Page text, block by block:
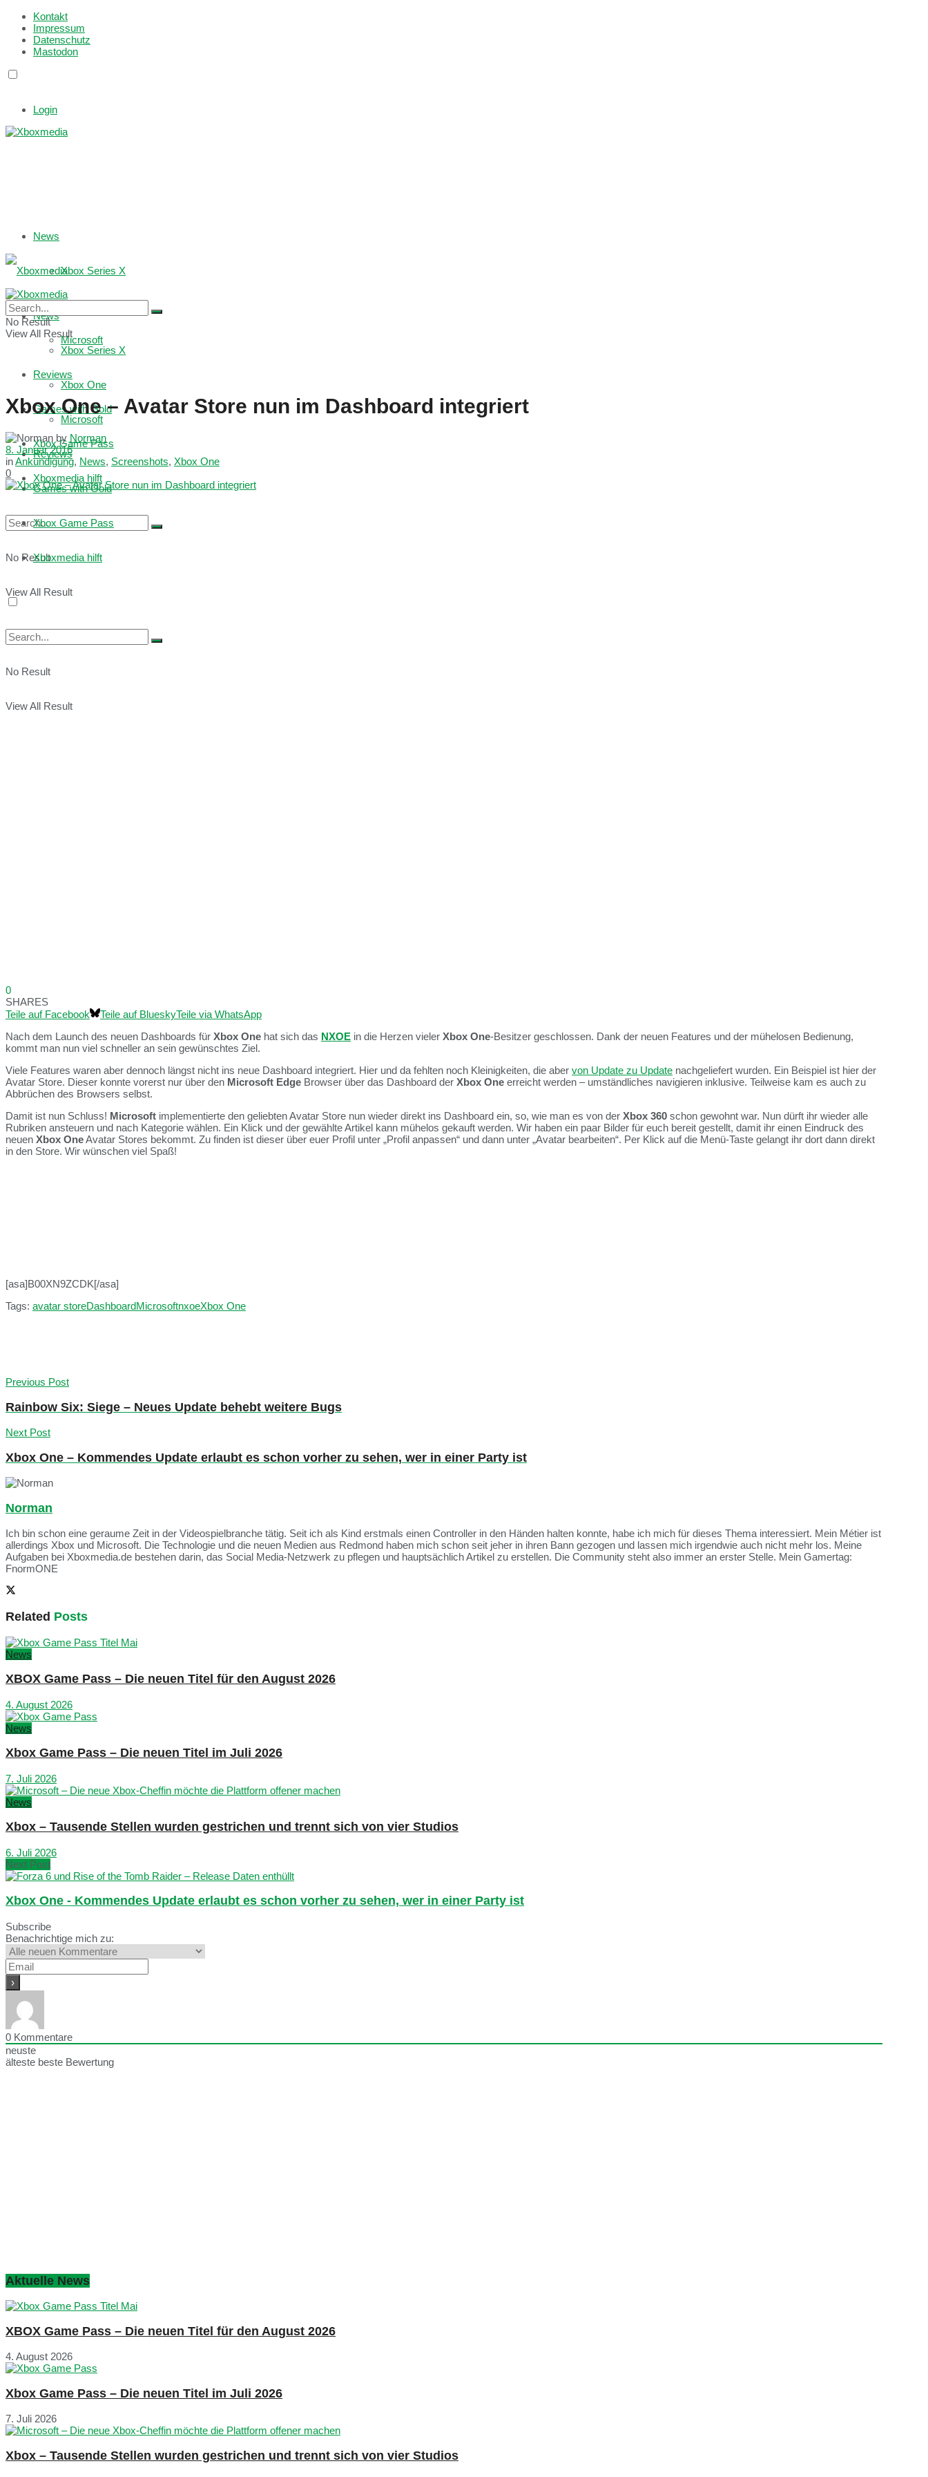
Kontakt
Impressum
Datenschutz
Mastodon
Login
News
Xbox Series X
Microsoft
Reviews
Games with Gold
Xbox Game Pass
Xboxmedia hilft
No Result
View All Result
News
Xbox Series X
Xbox One
Microsoft
Reviews
Games with Gold
Xbox Game Pass
Xboxmedia hilft
No Result
View All Result
No Result
View All Result
Xbox One – Avatar Store nun im Dashboard integriert
by Norman
8. Januar 2016
inAnkündigung, News, Screenshots, Xbox One
0
0
SHARES
Teile auf Facebook
Teile auf BlueskyTeile via WhatsApp
Nach dem Launch des neuen Dashboards für Xbox One hat sich das NXOE in die Herzen vieler Xbox One-Besitzer geschlossen. Dank der neuen Features und der mühelosen Bedienung,
kommt man nun viel schneller an sein gewünschtes Ziel.
Viele Features waren aber dennoch längst nicht ins neue Dashboard integriert. Hier und da fehlten noch Kleinigkeiten, die aber von Update zu Update nachgeliefert wurden. Ein Beispiel ist hier der
Avatar Store. Dieser konnte vorerst nur über den Microsoft Edge Browser über das Dashboard der Xbox One erreicht werden – umständliches navigieren inklusive. Teilweise kam es auch zu
Abbrüchen des Browsers selbst.
Damit ist nun Schluss! Microsoft implementierte den geliebten Avatar Store nun wieder direkt ins Dashboard ein, so, wie man es von der Xbox 360 schon gewohnt war. Nun dürft ihr wieder alle
Rubriken ansteuern und nach Kategorie wählen. Ein Klick und der gewählte Artikel kann mühelos gekauft werden. Wir haben ein paar Bilder für euch bereit gestellt, damit ihr einen Eindruck des
neuen Xbox OneAvatar Stores bekommt. Zu finden ist dieser über euer Profil unter „Profil anpassen“ und dann unter „Avatar bearbeiten“. Per Klick auf die Menü-Taste gelangt ihr dort dann direkt
in den Store. Wir wünschen viel Spaß!
[asa]B00XN9ZCDK[/asa]
Tags: avatar storeDashboardMicrosoftnxoeXbox One
Previous Post
Rainbow Six: Siege – Neues Update behebt weitere Bugs
Next Post
Xbox One – Kommendes Update erlaubt es schon vorher zu sehen, wer in einer Party ist
Norman
Ich bin schon eine geraume Zeit in der Videospielbranche tätig. Seit ich als Kind erstmals einen Controller in den Händen halten konnte, habe ich mich für dieses Thema interessiert. Mein Métier ist
allerdings Xbox und Microsoft. Die Technologie und die neuen Medien aus Redmond haben mich schon seit jeher in ihren Bann gezogen und lassen mich irgendwie auch nicht mehr los. Meine
Aufgaben bei Xboxmedia.de bestehen darin, das Social Media-Netzwerk zu pflegen und hauptsächlich Artikel zu erstellen. Die Community steht also immer an erster Stelle. Mein Gamertag:
FnormONE
Related Posts
News
XBOX Game Pass – Die neuen Titel für den August 2026
4. August 2026
News
Xbox Game Pass – Die neuen Titel im Juli 2026
7. Juli 2026
News
Xbox – Tausende Stellen wurden gestrichen und trennt sich von vier Studios
6. Juli 2026
Next Post
Xbox One - Kommendes Update erlaubt es schon vorher zu sehen, wer in einer Party ist
Subscribe
Benachrichtige mich zu:
0 Kommentare
neuste
älteste beste Bewertung
Aktuelle News
XBOX Game Pass – Die neuen Titel für den August 2026
4. August 2026
Xbox Game Pass – Die neuen Titel im Juli 2026
7. Juli 2026
Xbox – Tausende Stellen wurden gestrichen und trennt sich von vier Studios